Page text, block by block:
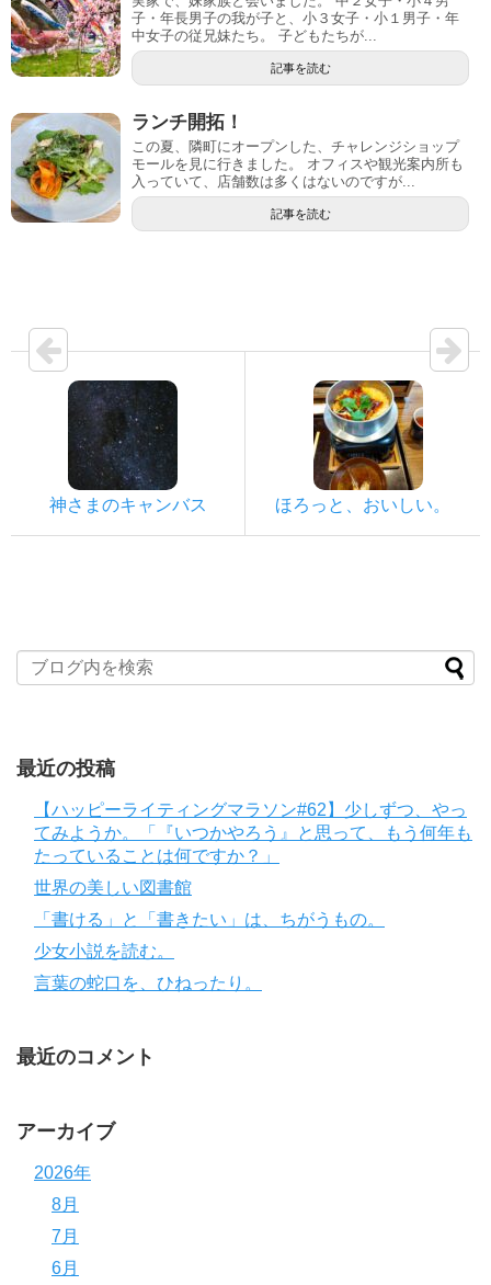
子・年長男子の我が子と、小３女子・小１男子・年
中女子の従兄妹たち。 子どもたちが...
記事を読む
ランチ開拓！
この夏、隣町にオープンした、チャレンジショップ
モールを見に行きました。 オフィスや観光案内所も
入っていて、店舗数は多くはないのですが...
記事を読む
神さまのキャンバス ほろっと、おいしい。
最近の投稿
【ハッピーライティングマラソン#62】少しずつ、やっ
てみようか。「『いつかやろう』と思って、もう何年も
たっていることは何ですか？」
世界の美しい図書館
「書ける」と「書きたい」は、ちがうもの。
少女小説を読む。
言葉の蛇口を、ひねったり。
最近のコメント
アーカイブ
2026年
8月
7月
6月